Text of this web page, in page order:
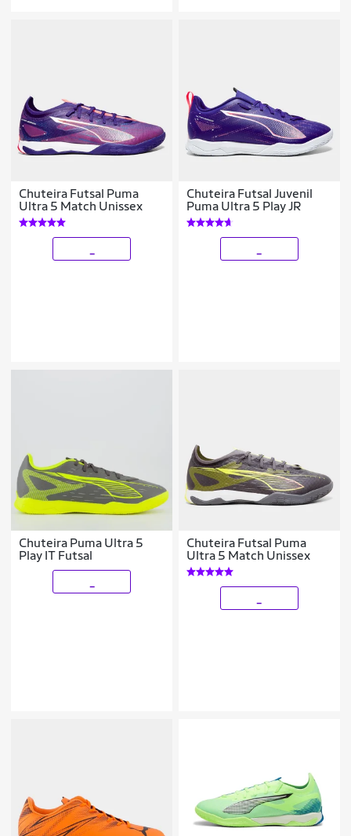
Chuteira Futsal Puma
Ultra 5 Match Unissex
Chuteira Futsal Juvenil
Puma Ultra 5 Play JR
Chuteira Puma Ultra 5
Play IT Futsal
Chuteira Futsal Puma
Ultra 5 Match Unissex